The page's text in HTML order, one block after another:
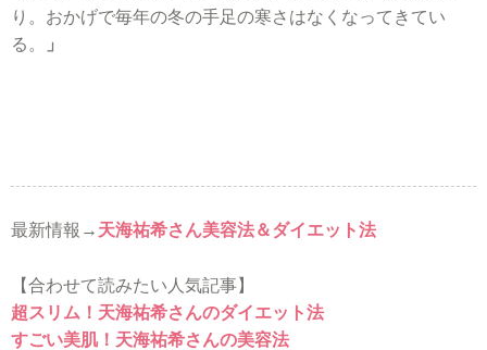
り。おかげで毎年の冬の手足の寒さはなくなってきてい
る。
」
最新情報→ 天海祐希さん美容法＆ダイエット法
【合わせて読みたい人気記事】
超スリム！天海祐希さんのダイエット法
すごい美肌！天海祐希さんの美容法